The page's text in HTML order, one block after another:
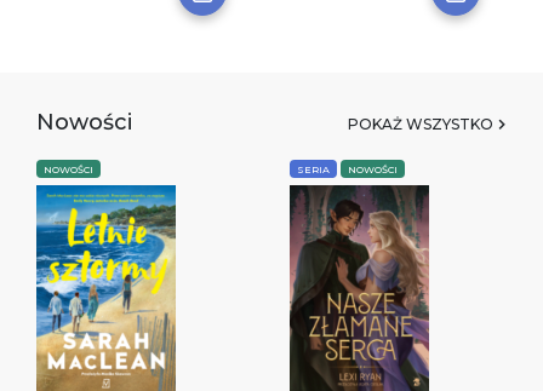
Nowości POKAŻ WSZYSTKO
NOWOŚCI SERIA NOWOŚCI